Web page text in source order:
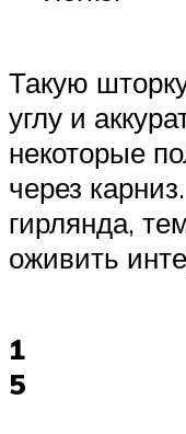
Такую
углу и
некоторые
через
гирлянда,
оживить
1
5